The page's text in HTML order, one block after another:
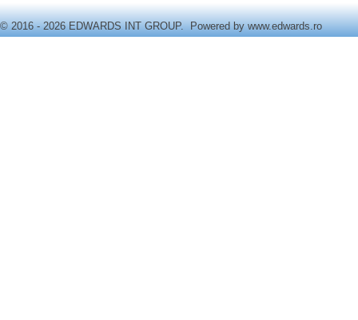
© 2016 - 2026 EDWARDS INT GROUP. Powered bywww.edwards.ro